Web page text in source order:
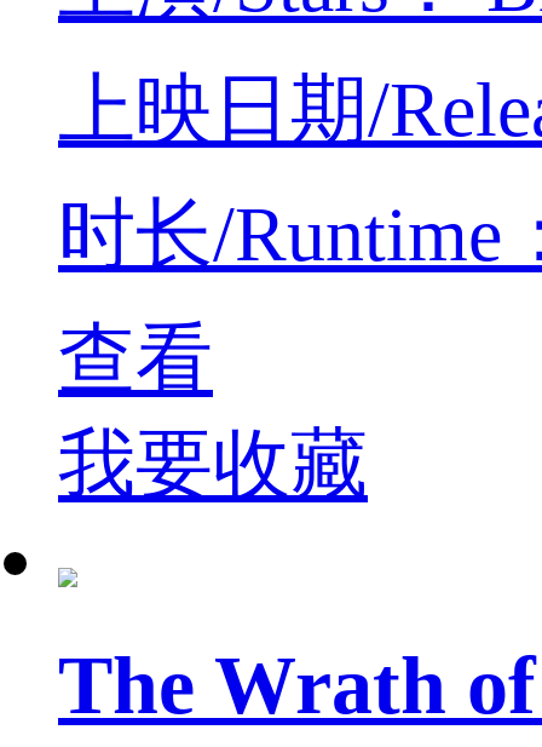
上映日期/
时长/Runtime
查看
我要收藏
The Wrath